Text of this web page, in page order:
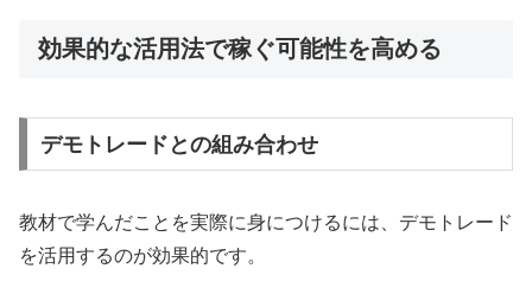
効果的な活用法で稼ぐ可能性を高める
デモトレードとの組み合わせ
教材で学んだことを実際に身につけるには、デモトレード
を活用するのが効果的です。